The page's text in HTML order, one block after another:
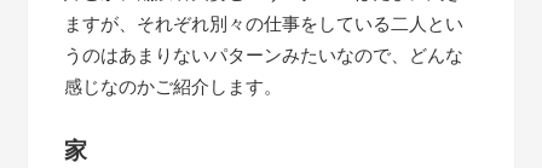
ますが、それぞれ別々の仕事をしている二人とい
うのはあまりないパターンみたいなので、どんな
感じなのかご紹介します。
家